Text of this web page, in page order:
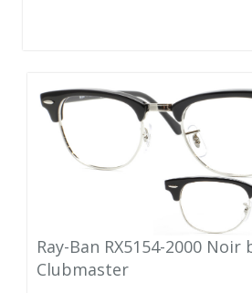
Ray-Ban RX5154-2000
Clubmaster